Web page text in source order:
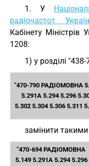
1. У
радіочастот
Кабінету
1208:
1) у розділі
"470-790 РАДІОМОВНА
5.291A 5.294 5.296
5.302 5.304 5.306 5.311
замінити
"470-694 РАДІОМОВНА
5.149 5.291A 5.294 5.296